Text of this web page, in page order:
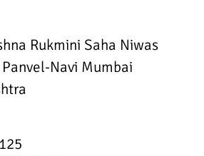
Rukmini Saha Niwas
Navi Mumbai